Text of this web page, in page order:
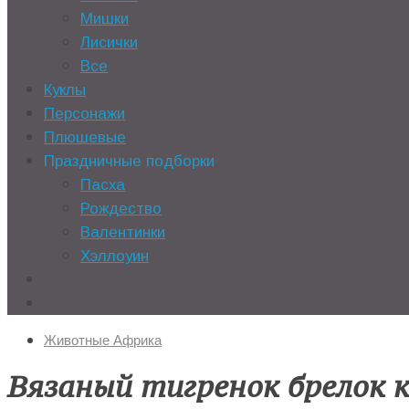
Мишки
Лисички
Все
Куклы
Персонажи
Плюшевые
Праздничные подборки
Пасха
Рождество
Валентинки
Хэллоуин
Животные Африка
Вязаный тигренок брелок